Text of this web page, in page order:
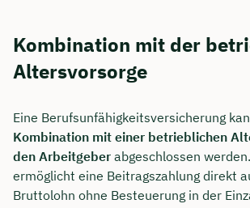
Kombination mit der
Altersvorsorge
Eine Berufsunfähigkeitsversicherung
Kombination mit einer betrieblichen
den Arbeitgeber abgeschlossen
ermöglicht eine Beitragszahlung direkt
Bruttolohn ohne Besteuerung in der